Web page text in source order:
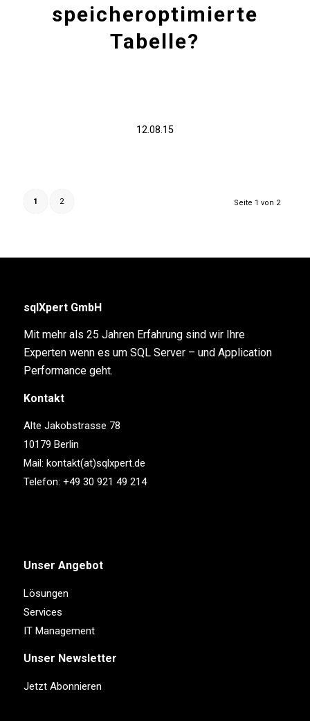
speicheroptimierte
Tabelle?
12.08.15
Seite 1 von 2
1 2
sqlXpert GmbH
Mit mehr als 25 Jahren Erfahrung sind wir Ihre
Experten wenn es um SQL Server – und Application
Performance geht.
Kontakt
Alte Jakobstrasse 78
10179 Berlin
Mail: kontakt(at)sqlxpert.de
Telefon: +49 30 921 49 214
Unser Angebot
Lösungen
Services
IT Management
Unser Newsletter
Jetzt Abonnieren